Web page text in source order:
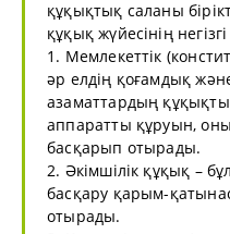
құқықтық саланы
құқық жүйесінің
1. Мемлекеттік
әр елдің қоғамдық
азаматтардың
аппаратты құруын,
басқарып отырады.
2. Әкімшілік құқық –
басқару қарым-
отырады.